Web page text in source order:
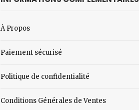
À Propos
Paiement sécurisé
Politique de confidentialité
Conditions Générales de Ventes